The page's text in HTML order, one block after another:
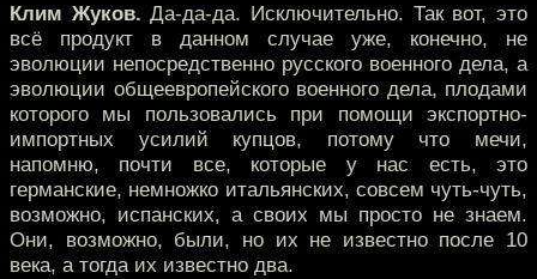
Клим Жуков. Да-да-да. Исключительно. Так вот, это
всё продукт в данном случае уже, конечно, не
эволюции непосредственно русского военного дела, а
эволюции общеевропейского военного дела, плодами
которого мы пользовались при помощи экспортно-
импортных усилий купцов, потому что мечи,
напомню, почти все, которые у нас есть, это
германские, немножко итальянских, совсем чуть-чуть,
возможно, испанских, а своих мы просто не знаем.
Они, возможно, были, но их не известно после 10
века, а тогда их известно два.